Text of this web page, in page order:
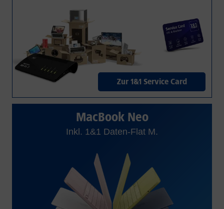
Zur 1&1 Service Card
MacBook Neo
Inkl. 1&1 Daten-Flat M.